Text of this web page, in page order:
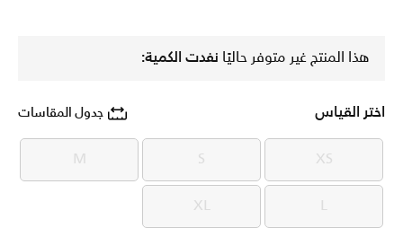
هذا المنتج غير متوفر حاليًا نفدت الكمية:
اختر القياس جدول المقاسات
XS
XS
S
S
M
M
L
L
XL
XL